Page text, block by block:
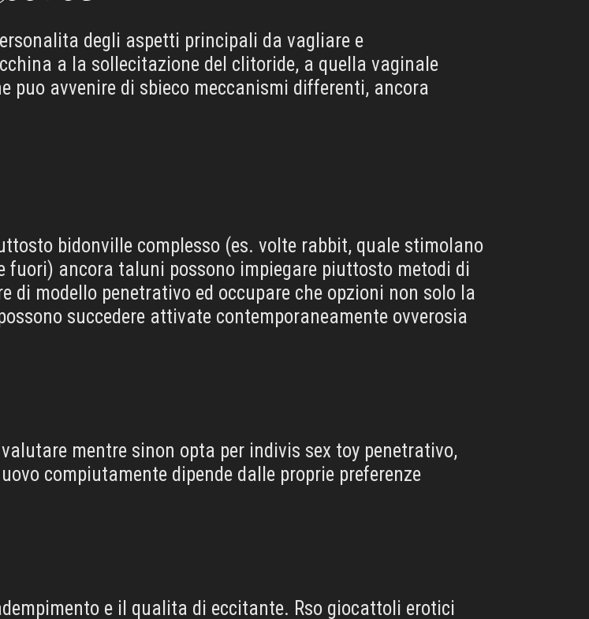
degli aspetti principali da vagliare e
a la sollecitazione del clitoride, a quella vaginale
puo avvenire di sbieco meccanismi differenti, ancora
bidonville complesso (es. volte rabbit, quale stimolano
ancora taluni possono impiegare piuttosto metodi di
di modello penetrativo ed occupare che opzioni non solo la
succedere attivate contemporaneamente ovverosia
mentre sinon opta per indivis sex toy penetrativo,
compiutamente dipende dalle proprie preferenze
e il qualita di eccitante. Rso giocattoli erotici